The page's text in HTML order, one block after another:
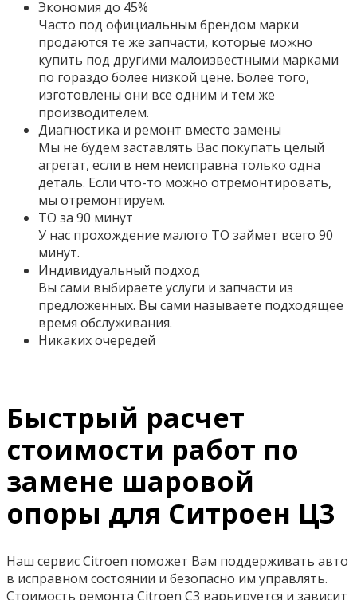
Экономия до 45%
Часто под официальным брендом марки
продаются те же запчасти, которые можно
купить под другими малоизвестными марками
по гораздо более низкой цене. Более того,
изготовлены они все одним и тем же
производителем.
Диагностика и ремонт вместо замены
Мы не будем заставлять Вас покупать целый
агрегат, если в нем неисправна только одна
деталь. Если что-то можно отремонтировать,
мы отремонтируем.
ТО за 90 минут
У нас прохождение малого ТО займет всего 90
минут.
Индивидуальный подход
Вы сами выбираете услуги и запчасти из
предложенных. Вы сами называете подходящее
время обслуживания.
Никаких очередей
Быстрый расчет
стоимости работ по
замене шаровой
опоры для Ситроен Ц3
Наш сервис Citroen поможет Вам поддерживать авто
в исправном состоянии и безопасно им управлять.
Стоимость ремонта Citroen C3 варьируется и зависит